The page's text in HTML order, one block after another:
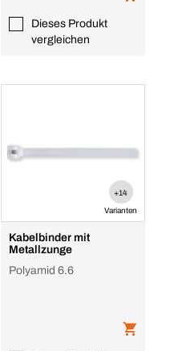
Dieses Produkt
vergleichen
+14
Varianten
Kabelbinder mit
Metallzunge
Polyamid 6.6